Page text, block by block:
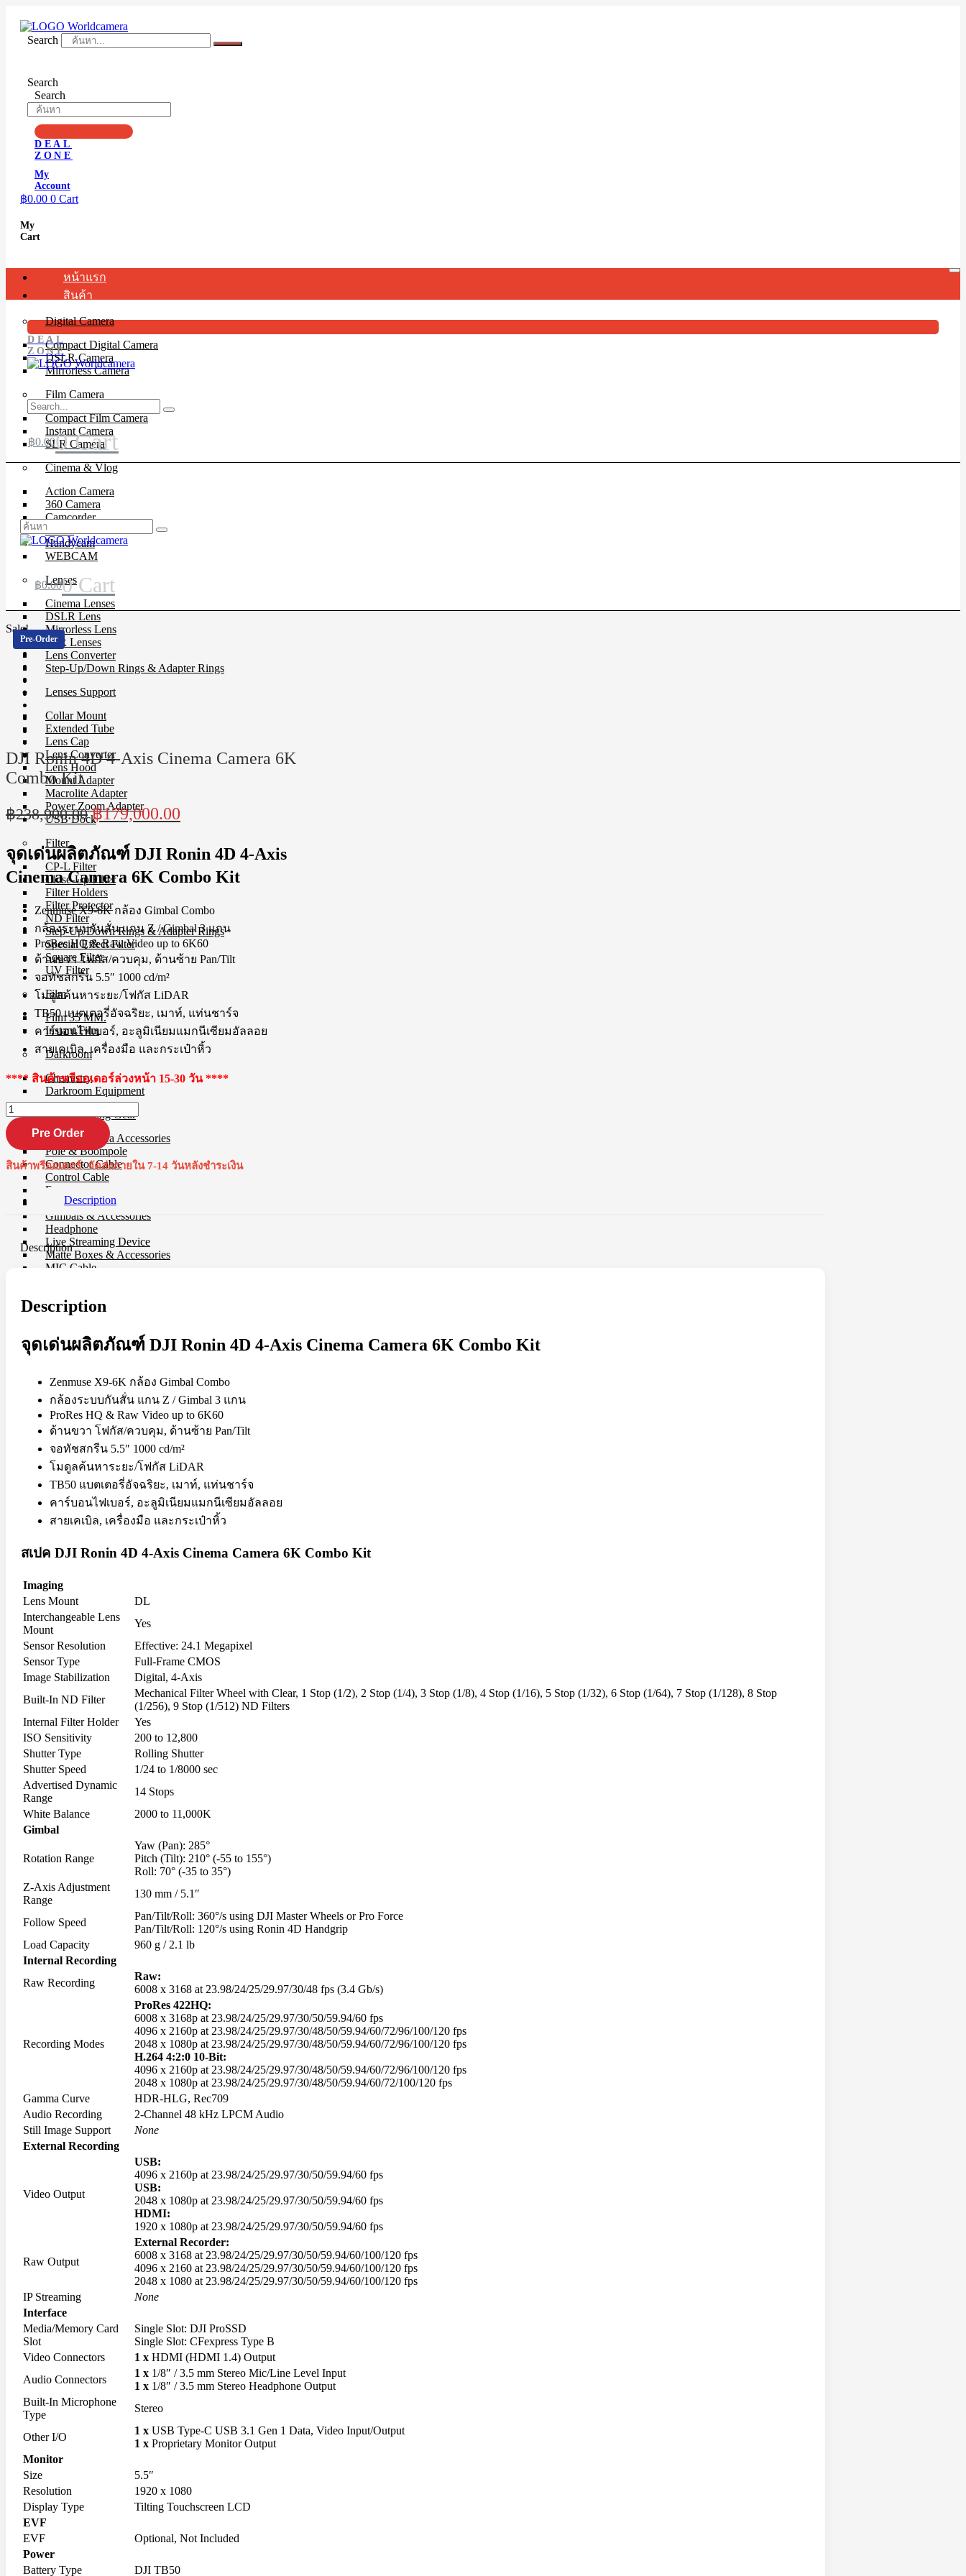
contentSearch
Search
Search
DEAL
ZONE
My
Account
฿0.00 0 Cart
My
Cart
หน้าแรก
สินค้า
Digital Camera
Compact Digital Camera
DSLR Camera
Mirrorless Camera
Film Camera
Compact Film Camera
Instant Camera
SLR Camera
Cinema & Vlog
Action Camera
360 Camera
Camcorder
Drone
Handycam
WEBCAM
Lenses
Cinema Lenses
DSLR Lens
Mirrorless Lens
SLR Lenses
Lens Converter
Step-Up/Down Rings & Adapter Rings
Lenses Support
Collar Mount
Extended Tube
Lens Cap
Lens Converter
Lens Hood
Mount Adapter
Macrolite Adapter
Power Zoom Adapter
USB Dock
Filter
CP-L Filter
Close-Up Filter
Filter Holders
Filter Protector
ND Filter
Step-Up/Down Rings & Adapter Rings
Special Effect Filter
Square Filter
UV Filter
Film
Film 35 MM.
Instant Film
Darkroom
Chemistry
Darkroom Equipment
Video Making Gear
Action Camera Accessories
Pole & Boompole
Connector Cable
Control Cable
Dollies
Drone Accessories
Gimbals & Accessories
Headphone
Live Streaming Device
Matte Boxes & Accessories
MIC Cable
Mixer
Parallax
Smartphone Clamp
Windbuster & Wind Screen
Wireless Microphone
Flash & Light
Continue Light
Flash
Ringlight
Studio Light
Studio BOX
Studio House Equipment
Barndoors
Clamp
Copy Stands
Reflectors
Softboxes
Stand
Studio House Accessories
TTL Cords
Trigger
Umbrellas
Bag Accessories
Bag Compartment
Backpacks
Fit Case
Holster Cases
Lens Case
Pouch Bag
Roller Bag
Rain Protection
Sling Bags
Wet Bag
Waterproof Bags
Waist Bag
Protection Gear
Cable Protector
LCD Screen Protector
Silicone Case
Silica Gel
Air Blower
Cleaning Cloth
Clever Cleaner
Cleaning Kits
Film Cleaning Supplies
Lenses Cleaner
Maintenance Cartridge
Ball Head
Pan Head
Plate & Quick Release
Smartphone Clamp
Smartphone Holder
Tripod & Monopod Spares Part
Star Tracker
Camera Accessories
Clip Filter Sensor
Eyecup & Eyepiece
File Transmitter
Hand Grip
Hot Shoe Cover
Light Meter
USB Cable
Viewfinder
DEAL
ZONE
฿0.000 Cart
฿0.000 Cart
Sale!
DJI Ronin 4D 4-Axis Cinema Camera 6K
Combo Kit
฿238,900.00 Original
price
was:
฿238,900.00.
฿179,000.00
is:
฿179,000.00.
จุดเด่นผลิตภัณฑ์ DJI Ronin 4D 4-Axis
Cinema Camera 6K Combo Kit
Zenmuse X9-6K กล้อง Gimbal Combo
กล้องระบบกันสั่น แกน Z / Gimbal 3 แกน
ProRes HQ & Raw Video up to 6K60
ด้านขวา โฟกัส/ควบคุม, ด้านซ้าย Pan/Tilt
จอทัชสกรีน 5.5″ 1000 cd/m²
โมดูลค้นหาระยะ/โฟกัส LiDAR
TB50 แบตเตอรี่อัจฉริยะ, เมาท์, แท่นชาร์จ
คาร์บอนไฟเบอร์, อะลูมิเนียมแมกนีเซียมอัลลอย
สายเคเบิล, เครื่องมือ และกระเป๋าหิ้ว
**** สินค้าพรีออเดอร์ล่วงหน้า 15-30 วัน ****
DJI
Ronin
4D
4-
Axis
Cinema
Pre Order
สินค้าพรีออเดอร์: จัดส่งภายใน 7-14 วันหลังชำระเงิน
Description
Description
Description
จุดเด่นผลิตภัณฑ์ DJI Ronin 4D 4-Axis Cinema Camera 6K Combo Kit
Zenmuse X9-6K กล้อง Gimbal Combo
กล้องระบบกันสั่น แกน Z / Gimbal 3 แกน
ProRes HQ & Raw Video up to 6K60
ด้านขวา โฟกัส/ควบคุม, ด้านซ้าย Pan/Tilt
จอทัชสกรีน 5.5″ 1000 cd/m²
โมดูลค้นหาระยะ/โฟกัส LiDAR
TB50 แบตเตอรี่อัจฉริยะ, เมาท์, แท่นชาร์จ
คาร์บอนไฟเบอร์, อะลูมิเนียมแมกนีเซียมอัลลอย
สายเคเบิล, เครื่องมือ และกระเป๋าหิ้ว
สเปค DJI Ronin 4D 4-Axis Cinema Camera 6K Combo Kit
Imaging
Lens Mount
DL
Interchangeable Lens
Mount
Yes
Sensor Resolution
Effective: 24.1 Megapixel
Sensor Type
Full-Frame CMOS
Image Stabilization
Digital, 4-Axis
Built-In ND Filter
Mechanical Filter Wheel with Clear, 1 Stop (1/2), 2 Stop (1/4), 3 Stop (1/8), 4 Stop (1/16), 5 Stop (1/32), 6 Stop (1/64), 7 Stop (1/128), 8 Stop
(1/256), 9 Stop (1/512) ND Filters
Internal Filter Holder
Yes
ISO Sensitivity
200 to 12,800
Shutter Type
Rolling Shutter
Shutter Speed
1/24 to 1/8000 sec
Advertised Dynamic
Range
14 Stops
White Balance
2000 to 11,000K
Gimbal
Rotation Range
Yaw (Pan): 285°
Pitch (Tilt): 210° (-55 to 155°)
Roll: 70° (-35 to 35°)
Z-Axis Adjustment
Range
130 mm / 5.1″
Follow Speed
Pan/Tilt/Roll: 360°/s using DJI Master Wheels or Pro Force
Pan/Tilt/Roll: 120°/s using Ronin 4D Handgrip
Load Capacity
960 g / 2.1 lb
Internal Recording
Raw Recording
Raw:
6008 x 3168 at 23.98/24/25/29.97/30/48 fps (3.4 Gb/s)
Recording Modes
ProRes 422HQ:
6008 x 3168p at 23.98/24/25/29.97/30/50/59.94/60 fps
4096 x 2160p at 23.98/24/25/29.97/30/48/50/59.94/60/72/96/100/120 fps
2048 x 1080p at 23.98/24/25/29.97/30/48/50/59.94/60/72/96/100/120 fps
H.264 4:2:0 10-Bit:
4096 x 2160p at 23.98/24/25/29.97/30/48/50/59.94/60/72/96/100/120 fps
2048 x 1080p at 23.98/24/25/29.97/30/48/50/59.94/60/72/100/120 fps
Gamma Curve
HDR-HLG, Rec709
Audio Recording
2-Channel 48 kHz LPCM Audio
Still Image Support
None
External Recording
Video Output
USB:
4096 x 2160p at 23.98/24/25/29.97/30/50/59.94/60 fps
USB:
2048 x 1080p at 23.98/24/25/29.97/30/50/59.94/60 fps
HDMI:
1920 x 1080p at 23.98/24/25/29.97/30/50/59.94/60 fps
Raw Output
External Recorder:
6008 x 3168 at 23.98/24/25/29.97/30/50/59.94/60/100/120 fps
4096 x 2160 at 23.98/24/25/29.97/30/50/59.94/60/100/120 fps
2048 x 1080 at 23.98/24/25/29.97/30/50/59.94/60/100/120 fps
IP Streaming
None
Interface
Media/Memory Card
Slot
Single Slot: DJI ProSSD
Single Slot: CFexpress Type B
Video Connectors
1 x HDMI (HDMI 1.4) Output
Audio Connectors
1 x 1/8″ / 3.5 mm Stereo Mic/Line Level Input
1 x 1/8″ / 3.5 mm Stereo Headphone Output
Built-In Microphone
Type
Stereo
Other I/O
1 x USB Type-C USB 3.1 Gen 1 Data, Video Input/Output
1 x Proprietary Monitor Output
Monitor
Size
5.5″
Resolution
1920 x 1080
Display Type
Tilting Touchscreen LCD
EVF
EVF
Optional, Not Included
Power
Battery Type
DJI TB50
Pre-Order